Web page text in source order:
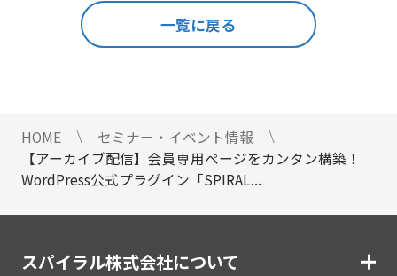
一覧に戻る
HOME
セミナー・イベント情報
【アーカイブ配信】会員専用ページをカンタン構築！
WordPress公式プラグイン「SPIRAL...
スパイラル株式会社について